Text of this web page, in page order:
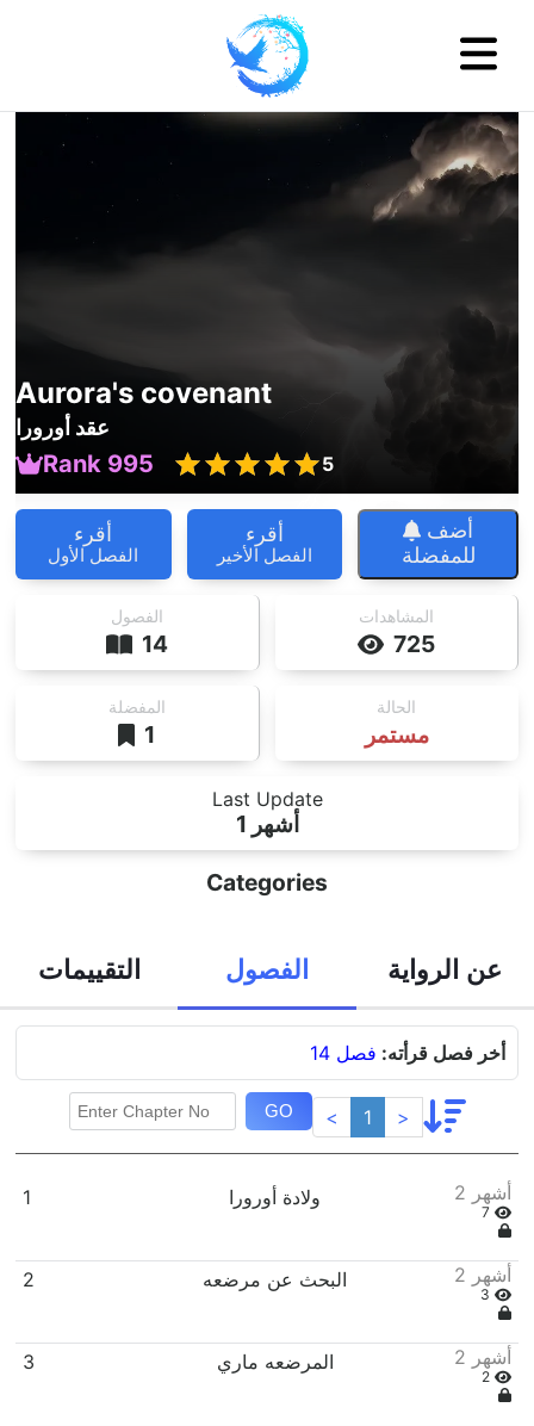
Aurora's covenant
عقد أورورا
Rank 995 5
أقرء
الفصل الأول
أقرء
الفصل الأخير
أضف
للمفضلة
14
الفصول
725
المشاهدات
1
المفضلة
مستمر
الحالة
Last Update
1 أشهر
Categories
عن الرواية الفصول التقييمات
أخر فصل قرأته: فصل 14
GO < 1 >
1 ولادة أورورا 2 أشهر
7
2 البحث عن مرضعه 2 أشهر
3
3 المرضعه ماري 2 أشهر
2